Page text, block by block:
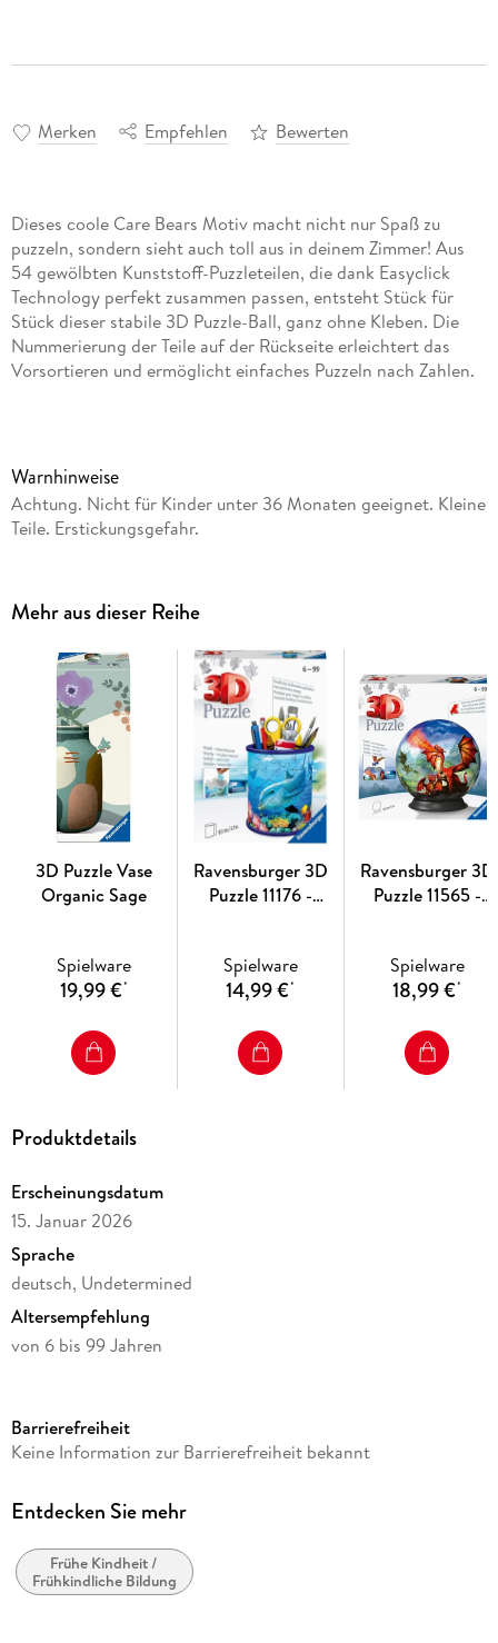
Merken Empfehlen Bewerten
Dieses coole Care Bears Motiv macht nicht nur Spaß zu
puzzeln, sondern sieht auch toll aus in deinem Zimmer! Aus
54 gewölbten Kunststoff-Puzzleteilen, die dank Easyclick
Technology perfekt zusammen passen, entsteht Stück für
Stück dieser stabile 3D Puzzle-Ball, ganz ohne Kleben. Die
Nummerierung der Teile auf der Rückseite erleichtert das
Vorsortieren und ermöglicht einfaches Puzzeln nach Zahlen.
Warnhinweise
Achtung. Nicht für Kinder unter 36 Monaten geeignet. Kleine
Teile. Erstickungsgefahr.
Mehr aus dieser Reihe
3D Puzzle Vase
Organic Sage
Spielware
19,99 €*
Ravensburger 3D
Puzzle 11176 -
54 Teile -
Stiftehalter für
Jahren,
Schreibtisch-
Spielware
14,99 €*
Ravensburger 3D
Puzzle 11565 -
Puzzeln in drei
Dimensionen nach
für Erwachsene
Kinder ab 6
Spielware
18,99 €*
Produktdetails
Erscheinungsdatum
15. Januar 2026
Sprache
deutsch, Undetermined
Altersempfehlung
von 6 bis 99 Jahren
Verlag/Hersteller
Produktart
Gewicht
82 g
Barrierefreiheit
Keine Information zur Barrierefreiheit bekannt
Entdecken Sie mehr
Frühe Kindheit /
Frühkindliche Bildung